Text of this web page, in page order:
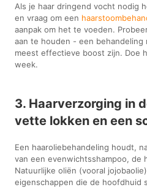
Als je haar dringend vocht nodig
en vraag om een
aanpak om het te voeden.
aan te houden - een behandeling
meest effectieve boost zijn. Doe
week.
3. Haarverzorging in
vette lokken en een
Een haaroliebehandeling houdt,
van een evenwichtsshampoo, de
Natuurlijke oliën (vooral
eigenschappen die de hoofdhuid